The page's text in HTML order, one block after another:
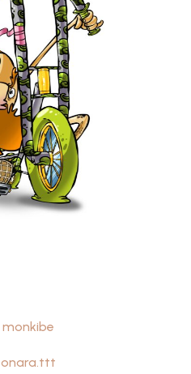
monkibe
onara.ttt